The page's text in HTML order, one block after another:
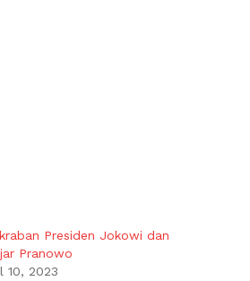
Presiden Jokowi dan
Pranowo
10, 2023